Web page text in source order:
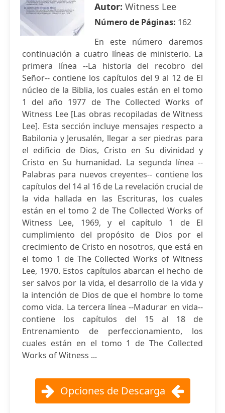
Autor: Witness Lee
Número de Páginas: 162
En este número daremos
continuación a cuatro líneas de ministerio. La
primera línea --La historia del recobro del
Señor-- contiene los capítulos del 9 al 12 de El
núcleo de la Biblia, los cuales están en el tomo
1 del año 1977 de The Collected Works of
Witness Lee [Las obras recopiladas de Witness
Lee]. Esta sección incluye mensajes respecto a
Babilonia y Jerusalén, llegar a ser piedras para
el edificio de Dios, Cristo en Su divinidad y
Cristo en Su humanidad. La segunda línea --
Palabras para nuevos creyentes-- contiene los
capítulos del 14 al 16 de La revelación crucial de
la vida hallada en las Escrituras, los cuales
están en el tomo 2 de The Collected Works of
Witness Lee, 1969, y el capítulo 1 de El
cumplimiento del propósito de Dios por el
crecimiento de Cristo en nosotros, que está en
el tomo 1 de The Collected Works of Witness
Lee, 1970. Estos capítulos abarcan el hecho de
ser salvos por la vida, el desarrollo de la vida y
la intención de Dios de que el hombre lo tome
como vida. La tercera línea --Madurar en vida--
contiene los capítulos del 15 al 18 de
Entrenamiento de perfeccionamiento, los
cuales están en el tomo 1 de The Collected
Works of Witness ...
Opciones de Descarga